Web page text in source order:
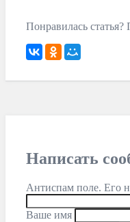
Понравилась статья?
Написать
Антиспам поле. Его
Ваше имя